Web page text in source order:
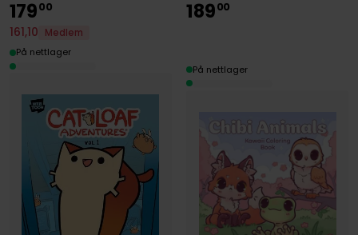
17900
161,10
Medlem
På nettlager
18900
På nettlager